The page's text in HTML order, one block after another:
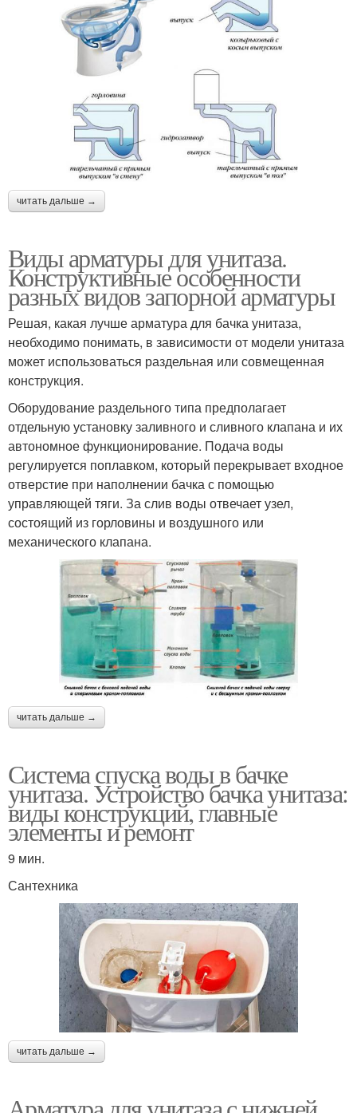
читать дальше →
Виды арматуры для унитаза.
Конструктивные особенности
разных видов запорной арматуры
Решая, какая лучше арматура для бачка унитаза,
необходимо понимать, в зависимости от модели унитаза
может использоваться раздельная или совмещенная
конструкция.
Оборудование раздельного типа предполагает
отдельную установку заливного и сливного клапана и их
автономное функционирование. Подача воды
регулируется поплавком, который перекрывает входное
отверстие при наполнении бачка с помощью
управляющей тяги. За слив воды отвечает узел,
состоящий из горловины и воздушного или
механического клапана.
читать дальше →
Система спуска воды в бачке
унитаза. Устройство бачка унитаза:
виды конструкций, главные
элементы и ремонт
9 мин.
Сантехника
читать дальше →